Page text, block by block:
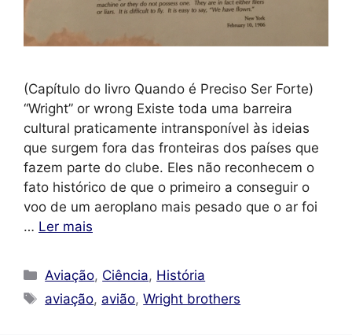
(Capítulo do livro Quando é Preciso Ser Forte)
“Wright” or wrong Existe toda uma barreira
cultural praticamente intransponível às ideias
que surgem fora das fronteiras dos países que
fazem parte do clube. Eles não reconhecem o
fato histórico de que o primeiro a conseguir o
voo de um aeroplano mais pesado que o ar foi
… Ler mais
Categorias
Aviação, Ciência, História
Tags
aviação, avião,Wright brothers